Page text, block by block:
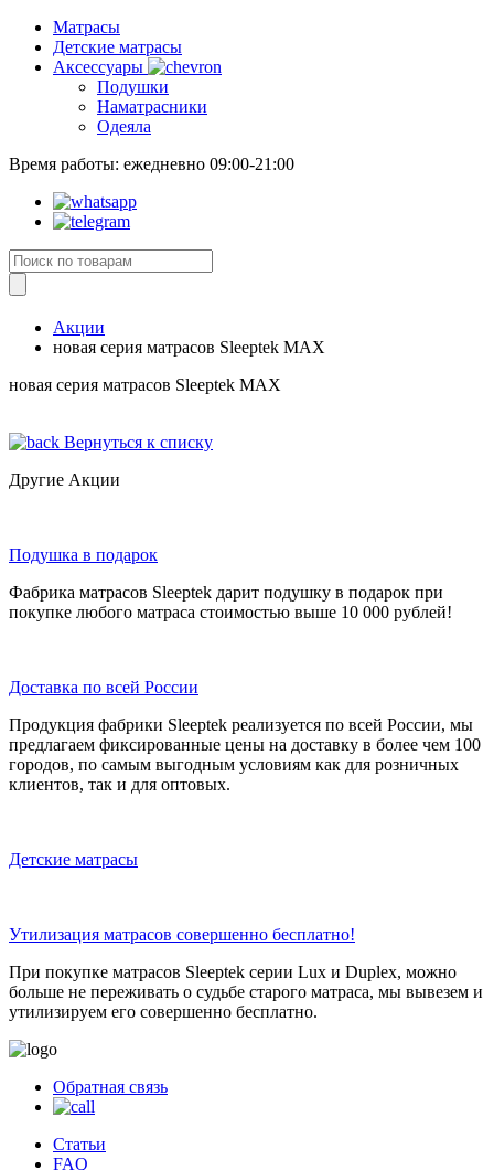
Матрасы
Детские матрасы
Аксессуары
Подушки
Наматрасники
Одеяла
Время работы: ежедневно 09:00-21:00
Акции
новая серия матрасов Sleeptek MAX
новая серия матрасов Sleeptek MAX
Вернуться к списку
Другие Акции
Подушка в подарок
Фабрика матрасов Sleeptek дарит подушку в подарок при
покупке любого матраса стоимостью выше 10 000 рублей!
Доставка по всей России
Продукция фабрики Sleeptek реализуется по всей России, мы
предлагаем фиксированные цены на доставку в более чем 100
городов, по самым выгодным условиям как для розничных
клиентов, так и для оптовых.
Детские матрасы
Утилизация матрасов совершенно бесплатно!
При покупке матрасов Sleeptek серии Lux и Duplex, можно
больше не переживать о судьбе старого матраса, мы вывезем и
утилизируем его совершенно бесплатно.
Обратная связь
Статьи
FAQ